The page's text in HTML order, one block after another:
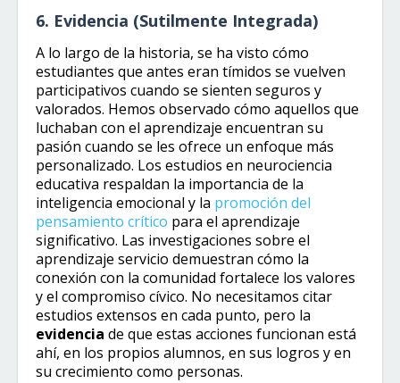
6. Evidencia (Sutilmente Integrada)
A lo largo de la historia, se ha visto cómo
estudiantes que antes eran tímidos se vuelven
participativos cuando se sienten seguros y
valorados. Hemos observado cómo aquellos que
luchaban con el aprendizaje encuentran su
pasión cuando se les ofrece un enfoque más
personalizado. Los estudios en neurociencia
educativa respaldan la importancia de la
inteligencia emocional y la promoción del
pensamiento crítico para el aprendizaje
significativo. Las investigaciones sobre el
aprendizaje servicio demuestran cómo la
conexión con la comunidad fortalece los valores
y el compromiso cívico. No necesitamos citar
estudios extensos en cada punto, pero la
evidencia de que estas acciones funcionan está
ahí, en los propios alumnos, en sus logros y en
su crecimiento como personas.